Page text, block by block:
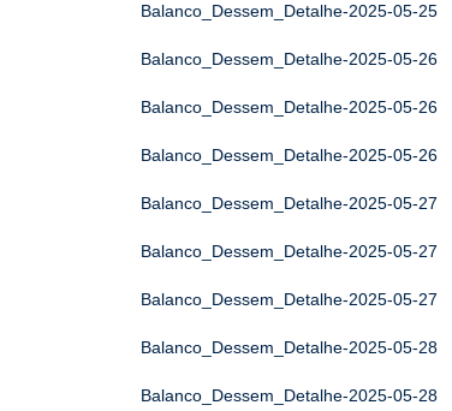
Balanco_Dessem_Detalhe-2025-05-25
Balanco_Dessem_Detalhe-2025-05-26
Balanco_Dessem_Detalhe-2025-05-26
Balanco_Dessem_Detalhe-2025-05-26
Balanco_Dessem_Detalhe-2025-05-27
Balanco_Dessem_Detalhe-2025-05-27
Balanco_Dessem_Detalhe-2025-05-27
Balanco_Dessem_Detalhe-2025-05-28
Balanco_Dessem_Detalhe-2025-05-28